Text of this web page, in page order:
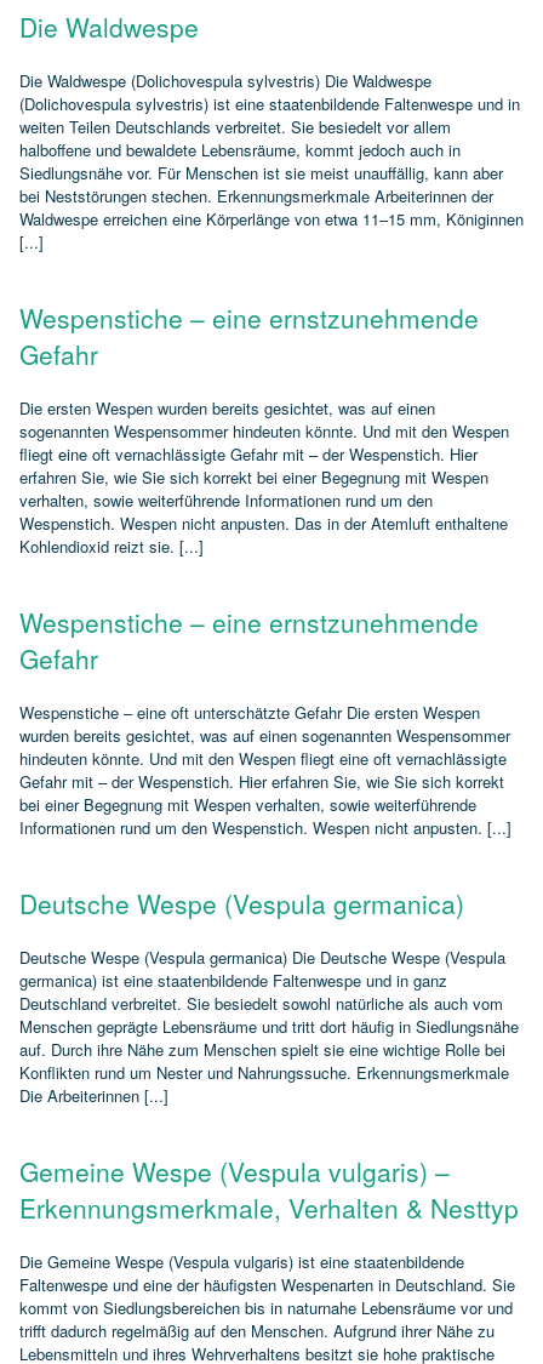
Die Waldwespe
Die Waldwespe (Dolichovespula sylvestris) Die Waldwespe
(Dolichovespula sylvestris) ist eine staatenbildende Faltenwespe und in
weiten Teilen Deutschlands verbreitet. Sie besiedelt vor allem
halboffene und bewaldete Lebensräume, kommt jedoch auch in
Siedlungsnähe vor. Für Menschen ist sie meist unauffällig, kann aber
bei Neststörungen stechen. Erkennungsmerkmale Arbeiterinnen der
Waldwespe erreichen eine Körperlänge von etwa 11–15 mm, Königinnen
[...]
Wespenstiche – eine ernstzunehmende
Gefahr
Die ersten Wespen wurden bereits gesichtet, was auf einen
sogenannten Wespensommer hindeuten könnte. Und mit den Wespen
fliegt eine oft vernachlässigte Gefahr mit – der Wespenstich. Hier
erfahren Sie, wie Sie sich korrekt bei einer Begegnung mit Wespen
verhalten, sowie weiterführende Informationen rund um den
Wespenstich. Wespen nicht anpusten. Das in der Atemluft enthaltene
Kohlendioxid reizt sie. [...]
Wespenstiche – eine ernstzunehmende
Gefahr
Wespenstiche – eine oft unterschätzte Gefahr Die ersten Wespen
wurden bereits gesichtet, was auf einen sogenannten Wespensommer
hindeuten könnte. Und mit den Wespen fliegt eine oft vernachlässigte
Gefahr mit – der Wespenstich. Hier erfahren Sie, wie Sie sich korrekt
bei einer Begegnung mit Wespen verhalten, sowie weiterführende
Informationen rund um den Wespenstich. Wespen nicht anpusten. [...]
Deutsche Wespe (Vespula germanica)
Deutsche Wespe (Vespula germanica) Die Deutsche Wespe (Vespula
germanica) ist eine staatenbildende Faltenwespe und in ganz
Deutschland verbreitet. Sie besiedelt sowohl natürliche als auch vom
Menschen geprägte Lebensräume und tritt dort häufig in Siedlungsnähe
auf. Durch ihre Nähe zum Menschen spielt sie eine wichtige Rolle bei
Konflikten rund um Nester und Nahrungssuche. Erkennungsmerkmale
Die Arbeiterinnen [...]
Gemeine Wespe (Vespula vulgaris) –
Erkennungsmerkmale, Verhalten & Nesttyp
Die Gemeine Wespe (Vespula vulgaris) ist eine staatenbildende
Faltenwespe und eine der häufigsten Wespenarten in Deutschland. Sie
kommt von Siedlungsbereichen bis in naturnahe Lebensräume vor und
trifft dadurch regelmäßig auf den Menschen. Aufgrund ihrer Nähe zu
Lebensmitteln und ihres Wehrverhaltens besitzt sie hohe praktische